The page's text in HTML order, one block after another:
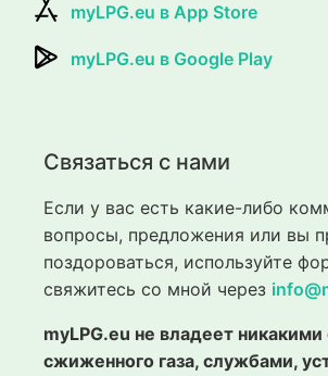
myLPG.eu в App Store
myLPG.eu в Google Play
Связаться с нами
Если у вас есть какие-либо
вопросы, предложения или вы
поздороваться, используйте
свяжитесь со мной через
myLPG.eu не владеет
сжиженного газа, службами,